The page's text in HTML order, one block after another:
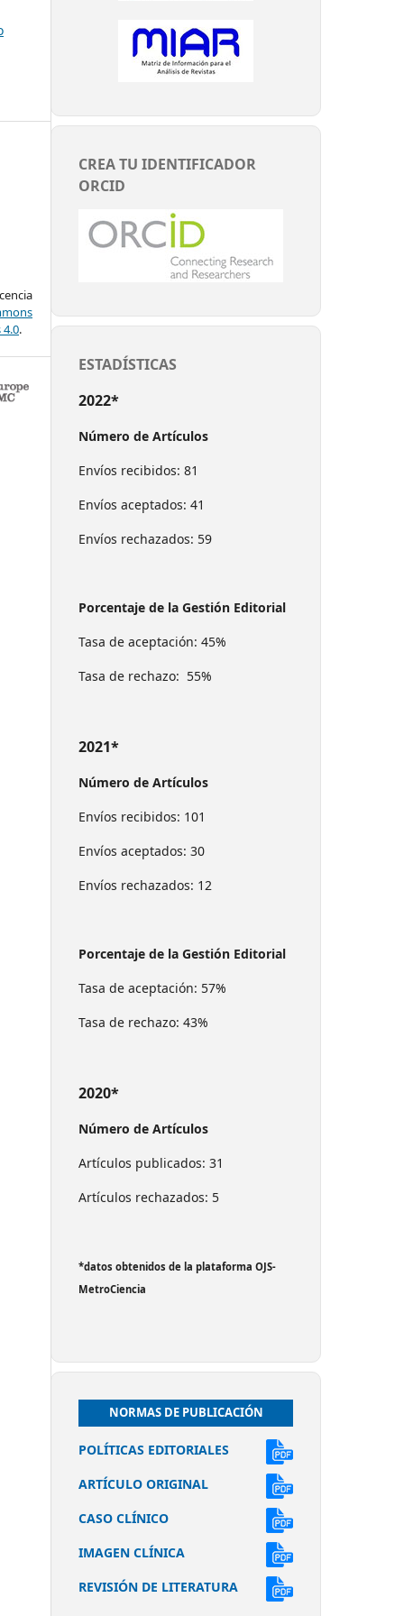
.
CREA TU IDENTIFICADOR
ORCID
ESTADÍSTICAS
2022*
Número de Artículos
Envíos recibidos: 81
Envíos aceptados: 41
Envíos rechazados: 59
Porcentaje de la Gestión Editorial
Tasa de aceptación: 45%
Tasa de rechazo: 55%
2021*
Número de Artículos
Envíos recibidos: 101
Envíos aceptados: 30
Envíos rechazados: 12
Porcentaje de la Gestión Editorial
Tasa de aceptación: 57%
Tasa de rechazo: 43%
2020*
Número de Artículos
Artículos publicados: 31
Artículos rechazados: 5
*datos obtenidos de la plataforma OJS-
MetroCiencia
NORMAS DE PUBLICACIÓN
POLÍTICAS EDITORIALES
ARTÍCULO ORIGINAL
CASO CLÍNICO
IMAGEN CLÍNICA
REVISIÓN DE LITERATURA